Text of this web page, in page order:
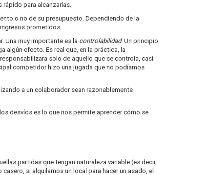
para alcanzarlas.
o no de su presupuesto. Dependiendo de la
prometidos.
Una muy importante es la controlabilidad. Un principio
algún efecto. Es real que, en la práctica, la
solo de aquello que se controla, casi
competidor hizo una jugada que no podíamos
a un colaborador sean razonablemente
desvíos es lo que nos permite aprender cómo se
partidas que tengan naturaleza variable (es decir,
si alquilamos un local para hacer un asado, el